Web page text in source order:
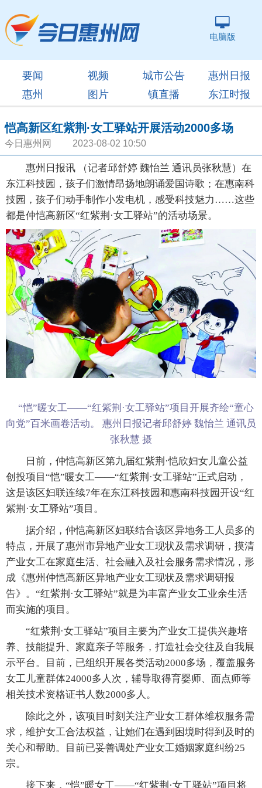
电脑版
要闻 视频 城市公告
惠州日报
惠州
图片 镇直播 东江时报
恺高新区红紫荆·女工驿站开展活动2000多场
今日惠州网 2023-08-02 10:50
惠州日报讯 （记者邱舒婷 魏怡兰 通讯员张秋慧）在
东江科技园，孩子们激情昂扬地朗诵爱国诗歌；在惠南科
技园，孩子们动手制作小发电机，感受科技魅力……这些
都是仲恺高新区“红紫荆·女工驿站”的活动场景。
“恺”暖女工——“红紫荆·女工驿站”项目开展齐绘“童心
向党”百米画卷活动。 惠州日报记者邱舒婷 魏怡兰 通讯员
张秋慧 摄
日前，仲恺高新区第九届红紫荆·恺欣妇女儿童公益
创投项目“恺”暖女工——“红紫荆·女工驿站”正式启动，
这是该区妇联连续7年在东江科技园和惠南科技园开设“红
紫荆·女工驿站”项目。
据介绍，仲恺高新区妇联结合该区异地务工人员多的
特点，开展了惠州市异地产业女工现状及需求调研，摸清
产业女工在家庭生活、社会融入及社会服务需求情况，形
成《惠州仲恺高新区异地产业女工现状及需求调研报
告》。“红紫荆·女工驿站”就是为丰富产业女工业余生活
而实施的项目。
“红紫荆·女工驿站”项目主要为产业女工提供兴趣培
养、技能提升、家庭亲子等服务，打造社会交往及自我展
示平台。目前，已组织开展各类活动2000多场，覆盖服务
女工儿童群体24000多人次，辅导取得育婴师、面点师等
相关技术资格证书人数2000多人。
除此之外，该项目时刻关注产业女工群体维权服务需
求，维护女工合法权益，让她们在遇到困境时得到及时的
关心和帮助。目前已妥善调处产业女工婚姻家庭纠纷25
宗。
接下来，“恺”暖女工——“红紫荆·女工驿站”项目将